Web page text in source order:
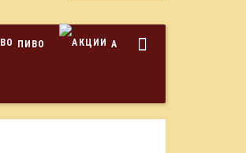
ПИВО АКЦИИ